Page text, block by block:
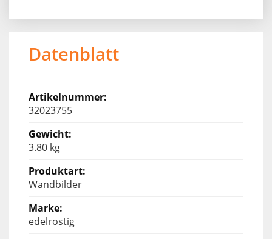
Datenblatt
32023755
3.80 kg
Wandbilder
edelrostig